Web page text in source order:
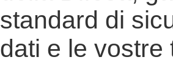
standard di
dati e le vostre